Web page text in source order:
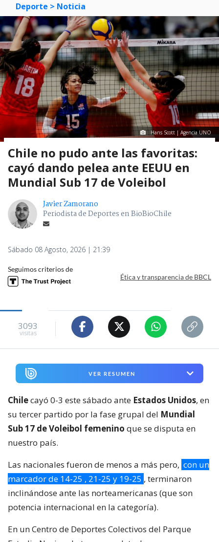
Deporte > Noticia
Hans Scott | Agencia UNO
Chile no pudo ante las favoritas:
cayó dando pelea ante EEUU en
Mundial Sub 17 de Voleibol
Javier Zamorano
Periodista de Deportes en BioBioChile
Sábado 08 Agosto, 2026 | 21:39
Seguimos criterios de
Ética y transparencia de BBCL
3093
visitas
VER RESUMEN
Chilecayó 0-3 este sábado ante Estados Unidos, en
su tercer partido por la fase grupal del Mundial
Sub 17 de Voleibol femenino que se disputa en
nuestro país.
Las nacionales fueron de menos a más pero, con un
marcador de 14-25 , 21-25 y 19-25 , terminaron
inclinándose ante las norteamericanas (que son
potencia internacional en la categoría).
En un Centro de Deportes Colectivos del Parque